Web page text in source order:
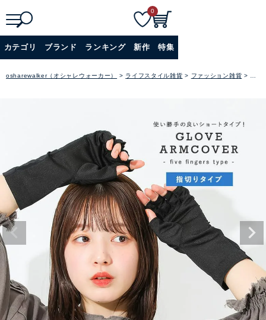
詳細検索
0
カテゴリ ブランド ランキング 新作 特集
osharewalker（オシャレウォーカー） ライフスタイル雑貨 ファッション雑貨